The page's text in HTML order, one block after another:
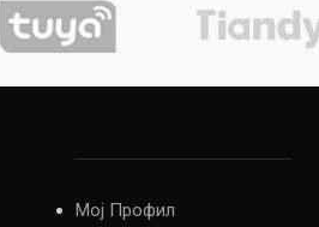
Мој Профил